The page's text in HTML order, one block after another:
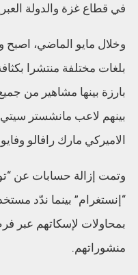
في قطاع غزة والدولة
وخلال مايو الماضي،
بلغات مختلفة منتشرا
بارزة بينها مشاهير من
بينهم لاعب مانشستر
الاميركي مارك رافالو
وتمت إزالة حسابات عن
“إنستغرام” بينما ندّد
بمحاولات لإسكاتهم عبر
منشوراتهم.